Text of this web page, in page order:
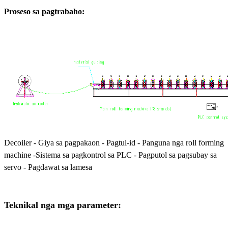
Proseso sa pagtrabaho:
Decoiler - Giya sa pagpakaon - Pagtul-id - Panguna nga roll forming
machine -Sistema sa pagkontrol sa PLC - Pagputol sa pagsubay sa
servo - Pagdawat sa lamesa
Teknikal nga mga parameter: